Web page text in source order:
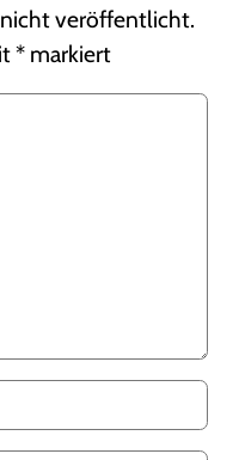
veröffentlicht.
* markiert